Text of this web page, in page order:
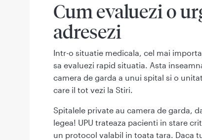
Cum evaluezi o
adresezi
Intr-o situatie medicala, cel mai
sa evaluezi rapid situatia. Asta
camera de garda a unui spital si o
care il tot vezi la Stiri.
Spitalele private au camera de garda,
legea! UPU trateaza pacienti in stare
un protocol valabil in toata tara. Daca